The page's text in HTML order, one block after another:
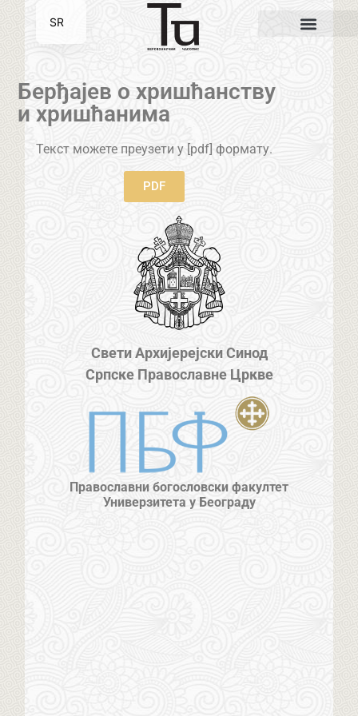
Берђајев о хришћанству
и хришћанима
Текст можете преузети у [pdf] формату.
PDF
Свети Архијерејски Синод
Српске Православне Цркве
Православни богословски факултет
Универзитета у Београду
SR
EN